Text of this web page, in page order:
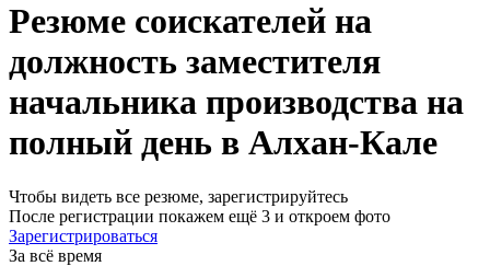
Резюме соискателей на
должность заместителя
начальника производства на
полный день в Алхан-Кале
Чтобы видеть все резюме, зарегистрируйтесь
После регистрации покажем ещё 3 и откроем фото
Зарегистрироваться
За всё время